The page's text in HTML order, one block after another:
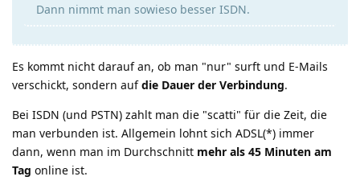
Dann nimmt man sowieso besser ISDN.
Es kommt nicht darauf an, ob man "nur" surft und E-Mails
verschickt, sondern aufdie Dauer der Verbindung.
Bei ISDN (und PSTN) zahlt man die "scatti" für die Zeit, die
man verbunden ist. Allgemein lohnt sich ADSL(*) immer
dann, wenn man im Durchschnitt mehr als 45 Minuten am
Tag online ist.